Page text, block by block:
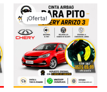
¡Oferta!
precio
original
era:
$99,99.
El
precio
actual
es:
$69,99.